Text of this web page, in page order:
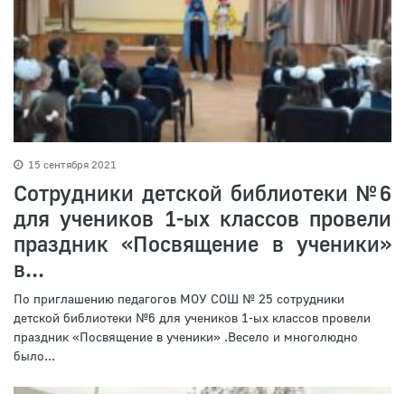
15 сентября 2021
Сотрудники детской библиотеки №6
для учеников 1-ых классов провели
праздник «Посвящение в ученики»
в...
По приглашению педагогов МОУ СОШ № 25 сотрудники
детской библиотеки №6 для учеников 1-ых классов провели
праздник «Посвящение в ученики» .Весело и многолюдно
было...